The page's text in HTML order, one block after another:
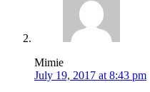
Mimie
July 19, 2017 at 8:43 pm